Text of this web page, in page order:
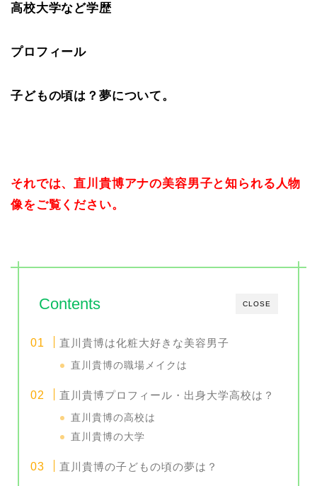
高校大学など学歴
プロフィール
子どもの頃は？夢について。
それでは、直川貴博アナの美容男子と知られる人物
像をご覧ください。
CLOSE
Contents
直川貴博は化粧大好きな美容男子
直川貴博の職場メイクは
直川貴博プロフィール・出身大学高校は？
直川貴博の高校は
直川貴博の大学
直川貴博の子どもの頃の夢は？